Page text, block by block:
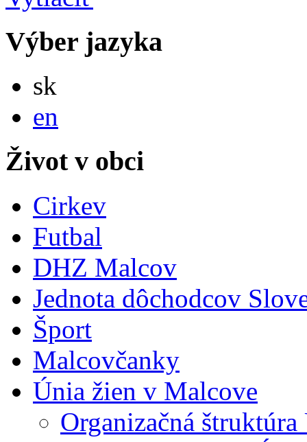
Výber jazyka
sk
en
Život v obci
Cirkev
Futbal
DHZ Malcov
Jednota dôchodcov
Šport
Malcovčanky
Únia žien v Malcove
Organizačná